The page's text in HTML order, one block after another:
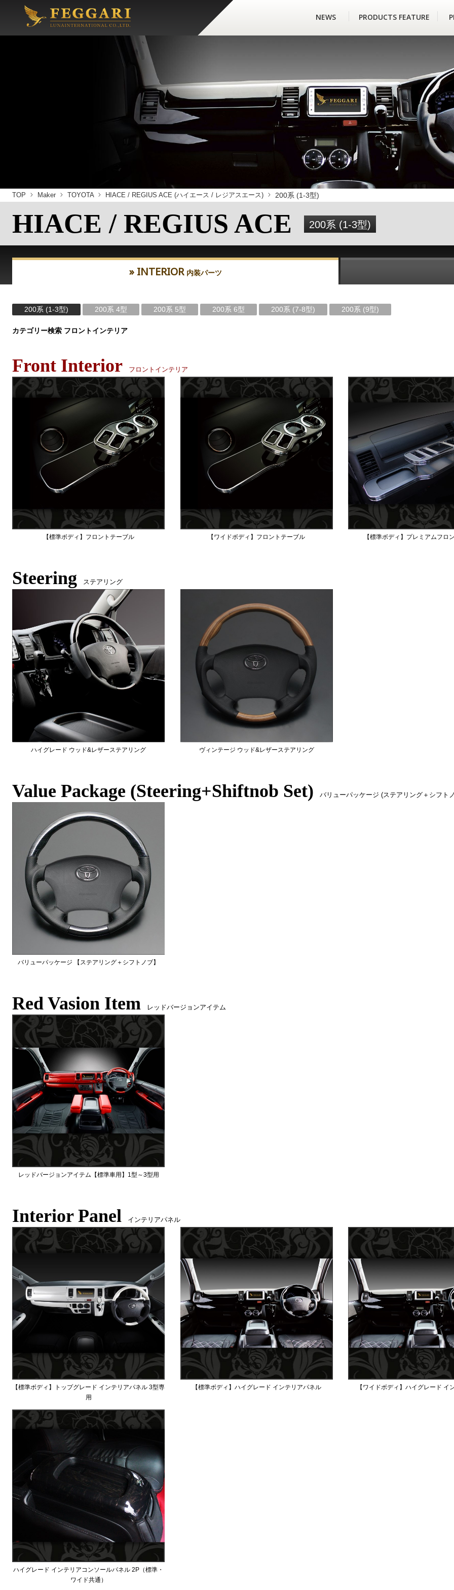
NEWS PRODUCTS FEATURE
TOP Maker TOYOTA HIACE / REGIUS ACE (ハイエース / レジアスエース) 200系 (1-3型)
HIACE / REGIUS ACE 200系 (1-3型)
» INTERIOR 内装パーツ
200系 (1-3型) 200系 4型 200系 5型 200系 6型 200系 (7-8型) 200系 (9型)
カテゴリー検索 フロントインテリア
Front Interior フロントインテリア
【標準ボディ】フロントテーブル 【ワイドボディ】フロントテーブル 【標準ボディ】プレミアムフロ
Steering ステアリング
ハイグレード ウッド&レザーステアリング ヴィンテージ ウッド&レザーステアリング
Value Package (Steering+Shiftnob Set) バリューパッケージ (ステアリング＋シフト
バリューパッケージ 【ステアリング＋シフトノブ】
Red Vasion Item レッドバージョンアイテム
レッドバージョンアイテム【標準車用】1型～3型用
Interior Panel インテリアパネル
【標準ボディ】トップグレード インテリアパネル 3型専
用
【標準ボディ】ハイグレード インテリアパネル 【ワイドボディ】ハイグレード イ
ハイグレード インテリアコンソールパネル 2P（標準・
ワイド共通）